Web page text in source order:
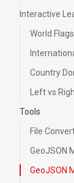
Interactive
World
Country
Left vs
Tools
File
GeoJSON
GeoJSON